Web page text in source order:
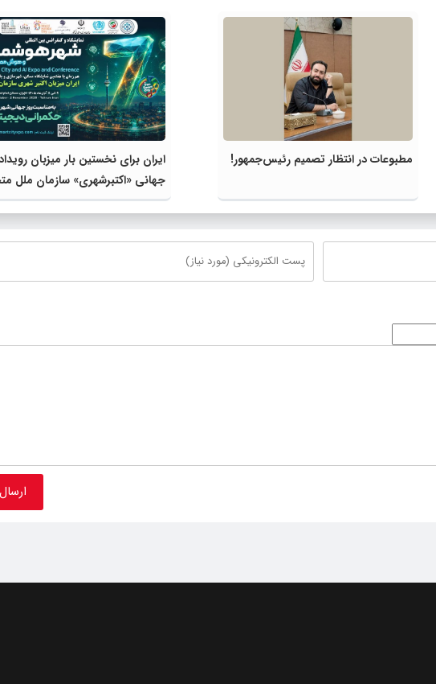
مطبوعات در انتظار تصمیم رئیس‌جمهور!
ایران برای نخستین بار میزبان
جهانی «اکتبرشهری» سازمان ملل
می‌شود